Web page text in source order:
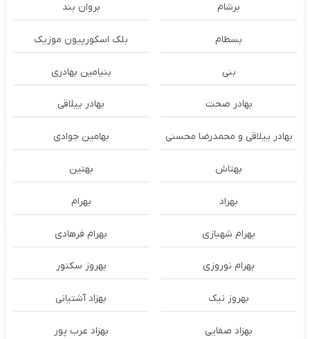
برشام بروان بند
بسطام بلک اسکورپیون موزیک
بنی بنیامین بهادری
بهادر صحت بهادر ییلاقی
بهادر ییلاقی و محمدرضا محسنی بهامین جوادی
بهتاش بهتین
بهراد بهرام
بهرام شهبازی بهرام فرهادی
بهرام نوروزی بهروز سکتور
بهروز نیک بهزاد آشتیانی
بهزاد صفایی بهزاد عرب پور